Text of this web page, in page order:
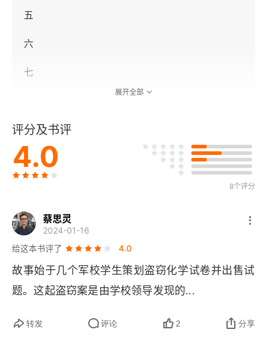
五
六
七
第二部
一
三
四
五
七
展开全部
评分及书评
4.0
8个评分
蔡思灵
2024-01-16
给这本书评了
4.0
故事始于几个军校学生策划盗窃化学试卷并出售试
题。这起盗窃案是由学校领导发现的...
转发 评论 2 分享